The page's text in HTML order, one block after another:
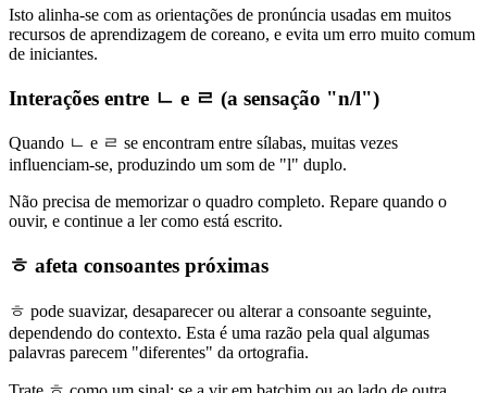
Isto alinha-se com as orientações de pronúncia usadas em muitos
recursos de aprendizagem de coreano, e evita um erro muito comum
de iniciantes.
Interações entre ㄴ e ㄹ (a sensação "n/l")
Quando ㄴ e ㄹ se encontram entre sílabas, muitas vezes
influenciam-se, produzindo um som de "l" duplo.
Não precisa de memorizar o quadro completo. Repare quando o
ouvir, e continue a ler como está escrito.
ㅎ afeta consoantes próximas
ㅎ pode suavizar, desaparecer ou alterar a consoante seguinte,
dependendo do contexto. Esta é uma razão pela qual algumas
palavras parecem "diferentes" da ortografia.